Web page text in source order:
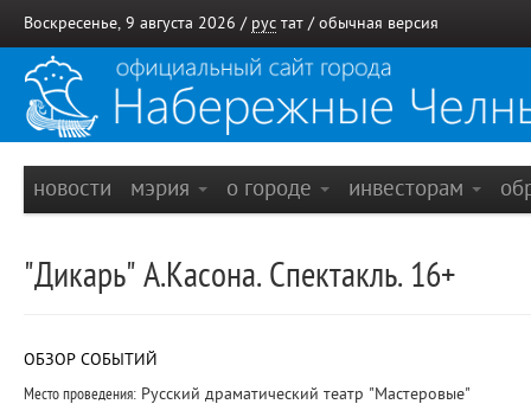
Воскресенье, 9 августа 2026 / рус тат / обычная версия
новости мэрия о городе инвесторам
"Дикарь" А.Касона. Спектакль. 16+
ОБЗОР СОБЫТИЙ
Место проведения: Русский драматический театр "Мастеровые"